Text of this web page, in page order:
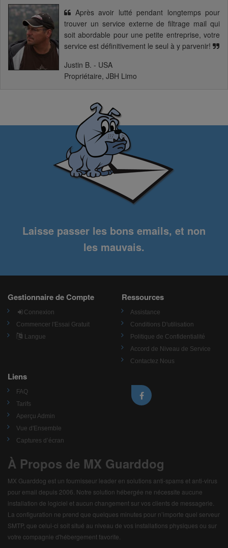
Après avoir lutté pendant longtemps pour
trouver un service externe de filtrage mail qui
soit abordable pour une petite entreprise, votre
service est définitivement le seul à y parvenir!
Justin B. - USA
Propriétaire, JBH Limo
Laisse passer les bons emails, et non
les mauvais.
Gestionnaire de Compte
Connexion
Commencer l'Essai Gratuit
Langue
Ressources
Assistance
Conditions D'utilisation
Politique de Confidentialité
Accord de Niveau de Service
Contactez Nous
Liens
FAQ
Tarifs
Aperçu Admin
Vue d'Ensemble
Captures d’écran
À Propos de MX Guarddog
MX Guarddog est un fournisseur leader en solutions anti-spams et anti-virus
pour email depuis 2006. Notre solution hébergée ne nécessite aucune
installation de logiciel et aucun changement sur vos clients de messagerie.
La configuration ne prend que quelques minutes pour n’importe quel serveur
SMTP, que celui-ci soit situé au niveau de vos installations physiques ou sur
votre compagnie d'hébergement favorite.